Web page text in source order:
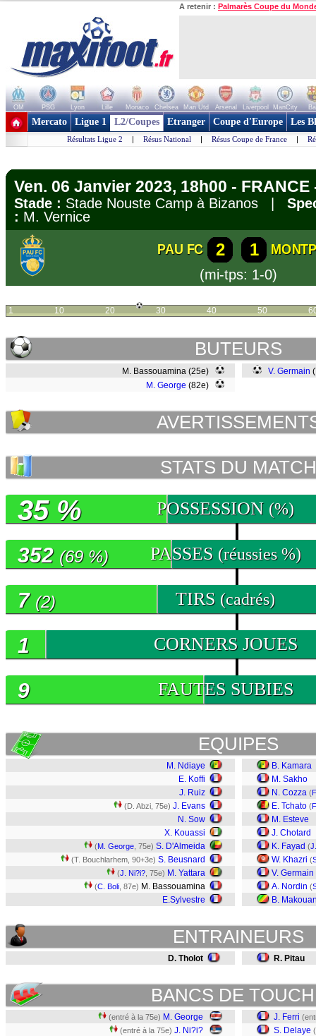
A retenir : Palmarès Coupe du
OM PSG Lyon Lille Monaco Chelsea Man Utd Arsenal Liverpool ManCity
+ de clubs
Mercato Ligue 1 L2/Coupes Etranger Coupe d'Europe Les
Résultats Ligue 2 | Résus National | Résus Coupe de France |
Ven. 06 Janvier 2023, 18h00 -
Stade : Stade Nouste Camp à Bizanos |
: M. Vernice
PAU FC 2 1
(mi-tps: 1-0)
1 10 20 30 40 50
BUTEURS
M. Bassouamina (25e)
M. George (82e)
V. Germain
STATS DU MATCH
POSSESSION (%)
35 %
PASSES (réussies %)
352 (69 %)
TIRS (cadrés)
7 (2)
CORNERS JOUES
1
FAUTES SUBIES
9
EQUIPES
M. Ndiaye
E. Koffi
J. Ruiz
(D. Abzi, 75e) J. Evans
N. Sow
X. Kouassi
(M. George , 75e) S. D'Almeida
(T. Bouchlarhem, 90+3e) S. Beusnard
(J. Ni?i? , 75e) M. Yattara
(C. Boli , 87e) M. Bassouamina
E.Sylvestre
B. Kamara
M. Sakho
N. Cozza (
E. Tchato (
M. Esteve
J. Chotard
K. Fayad (
W. Khazri (
V. Germain
A. Nordin (
B.
ENTRAINEURS
D. Tholot R. Pitau
BANCS DE
(entré à la 75e) M. George
(entré à la 75e) J. Ni?i?
J. Ferri
S. Delaye